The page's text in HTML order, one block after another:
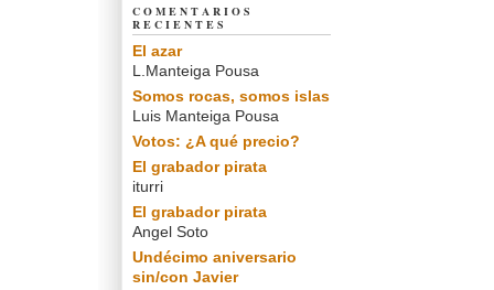
COMENTARIOS
RECIENTES
El azar
L.Manteiga Pousa
Somos rocas, somos islas
Luis Manteiga Pousa
Votos: ¿A qué precio?
El grabador pirata
iturri
El grabador pirata
Angel Soto
Undécimo aniversario
sin/con Javier